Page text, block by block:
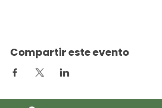
Compartir este evento